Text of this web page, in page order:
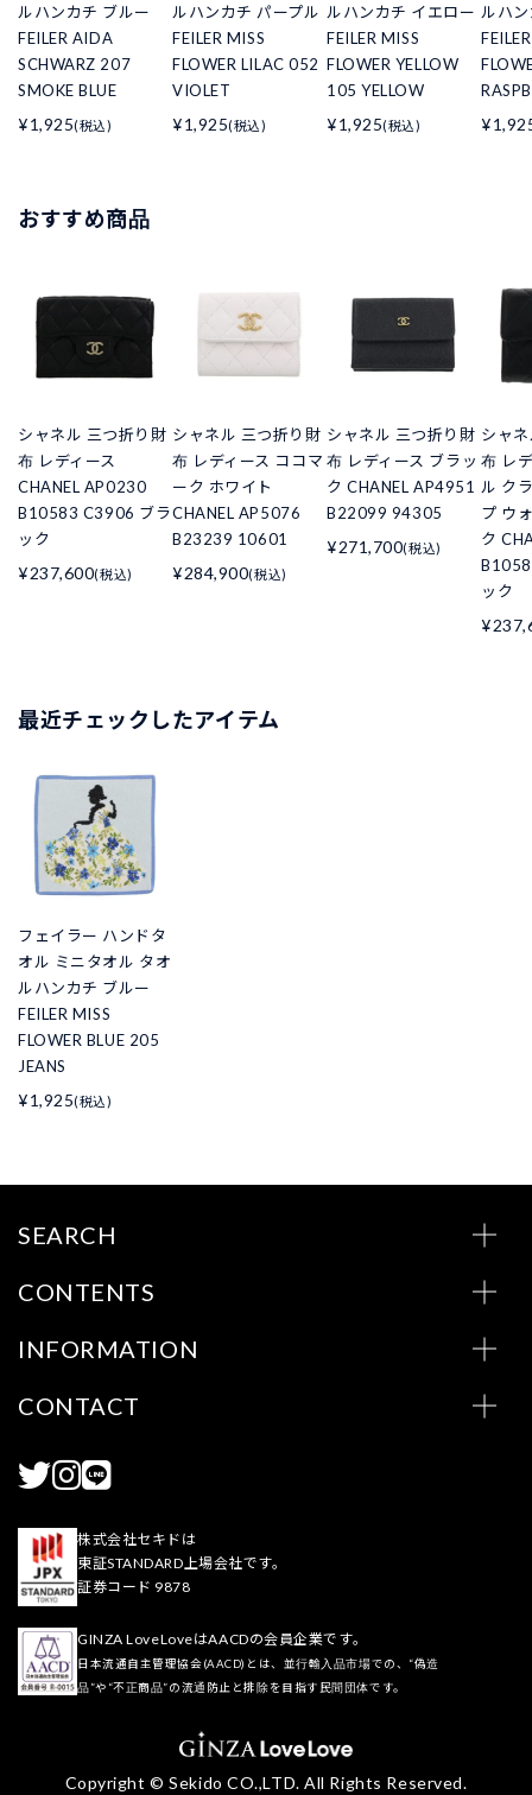
ルハンカチ ブルー
FEILER AIDA
SCHWARZ 207
SMOKE BLUE
¥1,925(税込)
ルハンカチ パープル
FEILER MISS
FLOWER LILAC 052
VIOLET
¥1,925(税込)
ルハンカチ イエロー
FEILER MISS
FLOWER YELLOW
105 YELLOW
¥1,925(税込)
ルハ
おすすめ商品
シャネル 三つ折り財
布 レディース
CHANEL AP0230
B10583 C3906 ブラ
ック
¥237,600(税込)
シャネル 三つ折り財
布 レディース ココマ
ーク ホワイト
CHANEL AP5076
B23239 10601
¥284,900(税込)
シャネル 三つ折り財
布 レディース ブラッ
ク CHANEL AP4951
B22099 94305
¥271,700(税込)
シャ
布 レ
ル ク
プ ウ
ク
ック
最近チェックしたアイテム
フェイラー ハンドタ
オル ミニタオル タオ
ルハンカチ ブルー
FEILER MISS
FLOWER BLUE 205
JEANS
¥1,925(税込)
SEARCH
CONTENTS
INFORMATION
CONTACT
株式会社セキドは
東証STANDARD上場会社です。
証券コード 9878
GINZA LoveLoveはAACDの会員企業です。
日本流通自主管理協会(AACD)とは、並行輸入品市場での、“偽造
品”や“不正商品”の流通防止と排除を目指す民間団体です。
Copyright © Sekido CO.,LTD. All Rights Reserved.